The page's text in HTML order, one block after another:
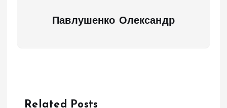
Павлушенко Олександр
Related Posts